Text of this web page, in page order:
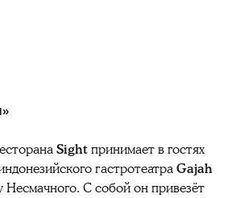
Sightпринимает в гостях
гастротеатраGajah
Несмачного. С собой он привезёт